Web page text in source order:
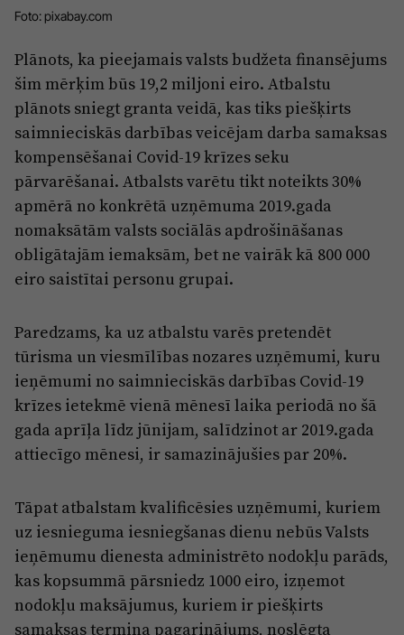
Jūrmala
Privātuma politika
Ētikas kodekss
Lietošanas noteikumi
Sludinājumi
Foto: pixabay.com
Plānots, ka pieejamais valsts budžeta finansējums
šim mērķim būs 19,2 miljoni eiro. Atbalstu
plānots sniegt granta veidā, kas tiks piešķirts
saimnieciskās darbības veicējam darba samaksas
kompensēšanai Covid-19 krīzes seku
pārvarēšanai. Atbalsts varētu tikt noteikts 30%
apmērā no konkrētā uzņēmuma 2019.gada
nomaksātām valsts sociālās apdrošināšanas
obligātajām iemaksām, bet ne vairāk kā 800 000
eiro saistītai personu grupai.
Paredzams, ka uz atbalstu varēs pretendēt
tūrisma un viesmīlības nozares uzņēmumi, kuru
ieņēmumi no saimnieciskās darbības Covid-19
krīzes ietekmē vienā mēnesī laika periodā no šā
gada aprīļa līdz jūnijam, salīdzinot ar 2019.gada
attiecīgo mēnesi, ir samazinājušies par 20%.
Tāpat atbalstam kvalificēsies uzņēmumi, kuriem
uz iesnieguma iesniegšanas dienu nebūs Valsts
ieņēmumu dienesta administrēto nodokļu parāds,
kas kopsummā pārsniedz 1000 eiro, izņemot
nodokļu maksājumus, kuriem ir piešķirts
samaksas termiņa pagarinājums, noslēgta